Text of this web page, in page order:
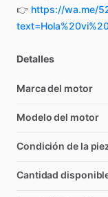
👉 https://wa.me/
Detalles
Marca del motor
Modelo del motor
Condición de la
Cantidad